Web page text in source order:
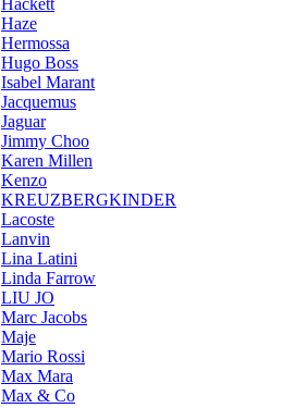
Hackett
Haze
Hermossa
Hugo Boss
Isabel Marant
Jacquemus
Jaguar
Jimmy Choo
Karen Millen
Kenzo
KREUZBERGKINDER
Lacoste
Lanvin
Lina Latini
Linda Farrow
LIU JO
Marc Jacobs
Maje
Mario Rossi
Max Mara
Max & Co